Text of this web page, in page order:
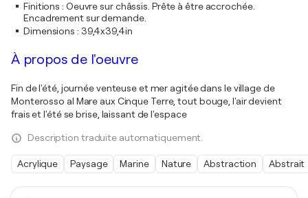
Finitions : Oeuvre sur châssis. Prête à être accrochée.
Encadrement sur demande.
Dimensions : 39,4x39,4in
À propos de l'oeuvre
Fin de l'été, journée venteuse et mer agitée dans le village de
Monterosso al Mare aux Cinque Terre, tout bouge, l'air devient
frais et l'été se brise, laissant de l'espace
Description traduite automatiquement.
Acrylique Paysage Marine Nature Abstraction Abstrait